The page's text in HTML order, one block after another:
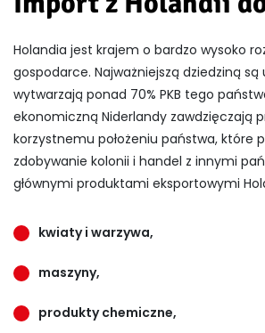
Holandia jest krajem o bardzo wysoko
gospodarce. Najważniejszą dziedziną są
wytwarzają ponad 70% PKB tego
ekonomiczną Niderlandy zawdzięczają
korzystnemu położeniu państwa, które
zdobywanie kolonii i handel z innymi
głównymi produktami eksportowymi
kwiaty i warzywa,
maszyny,
produkty chemiczne,